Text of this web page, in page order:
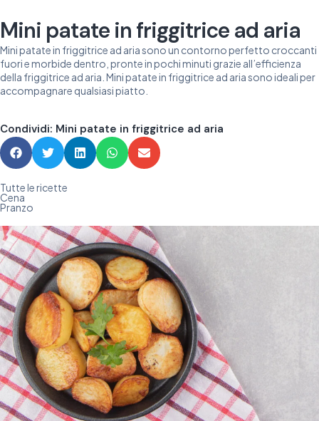
Mini patate in friggitrice ad aria
Mini patate in friggitrice ad aria sono un contorno perfetto croccanti
fuori e morbide dentro, pronte in pochi minuti grazie all’efficienza
della friggitrice ad aria. Mini patate in friggitrice ad aria sono ideali per
accompagnare qualsiasi piatto.
Condividi: Mini patate in friggitrice ad aria
Tutte le ricette
Cena
Pranzo